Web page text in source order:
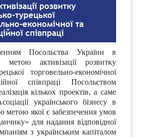
розвитку
турецької
економічної та
співпраці
Посольства України в
метою активізації розвитку
торговельно-економічної
співпраці Посольством
кількох проектів, а саме
українського бізнесу в
метою якої є забезпечення умов
для надання відповідної
з українським капіталом